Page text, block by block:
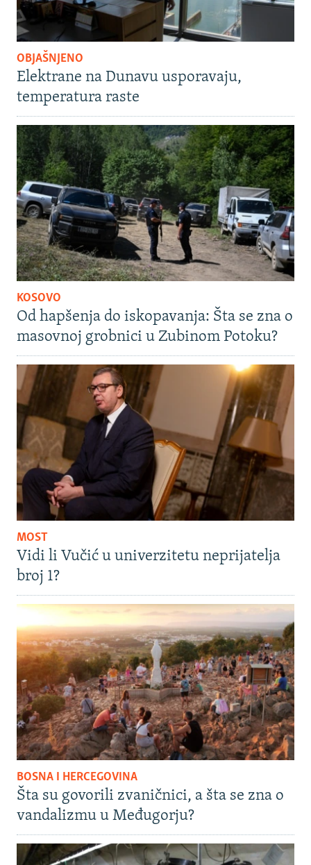
OBJAŠNJENO
Elektrane na Dunavu usporavaju,
temperatura raste
KOSOVO
Od hapšenja do iskopavanja: Šta se zna o
masovnoj grobnici u Zubinom Potoku?
MOST
Vidi li Vučić u univerzitetu neprijatelja
broj 1?
BOSNA I HERCEGOVINA
Šta su govorili zvaničnici, a šta se zna o
vandalizmu u Međugorju?